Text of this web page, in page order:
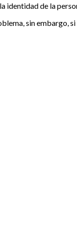
identidad de la
sin embargo,